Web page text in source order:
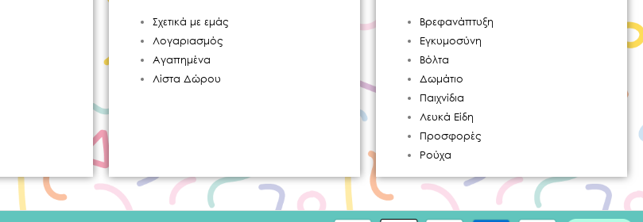
Σχετικά με εμάς
Λογαριασμός
Αγαπημένα
Λίστα Δώρου
Βρεφανάπτυξη
Εγκυμοσύνη
Βόλτα
Δωμάτιο
Παιχνίδια
Λευκά Είδη
Προσφορές
Ρούχα